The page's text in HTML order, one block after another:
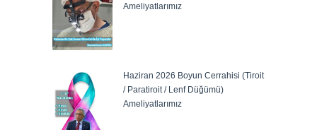
Ameliyatlarımız
Haziran 2026 Boyun Cerrahisi (Tiroit
/ Paratiroit / Lenf Düğümü)
Ameliyatlarımız